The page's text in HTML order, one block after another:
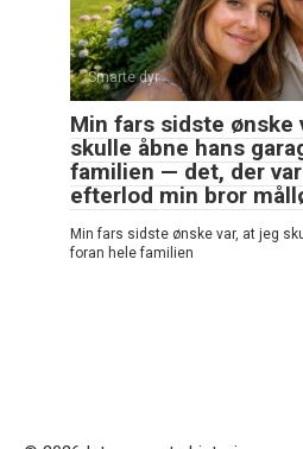
Smarte dyr
Min fars sidste ønske
skulle åbne hans
familien — det, der
efterlod min bror
Min fars sidste ønske var, at jeg
foran hele familien